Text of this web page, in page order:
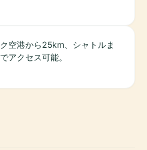
空港から25km、シャトルま
アクセス可能。